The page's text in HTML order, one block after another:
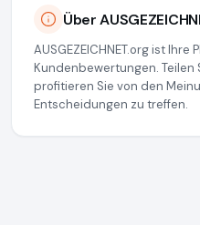
Über
AUSGEZEICHNET.org ist Ihre
Kundenbewertungen. Teilen
profitieren Sie von den
Entscheidungen zu treffen.